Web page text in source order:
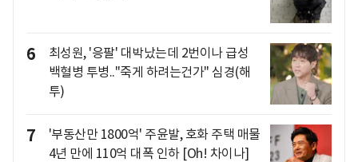
6
최성원, '응팔' 대박났는데 2번이나 급성
백혈병 투병.."죽게 하려는건가" 심경(해
투)
7
'부동산만 1800억' 주윤발, 호화 주택 매물
4년 만에 110억 대폭 인하 [Oh! 차이나]